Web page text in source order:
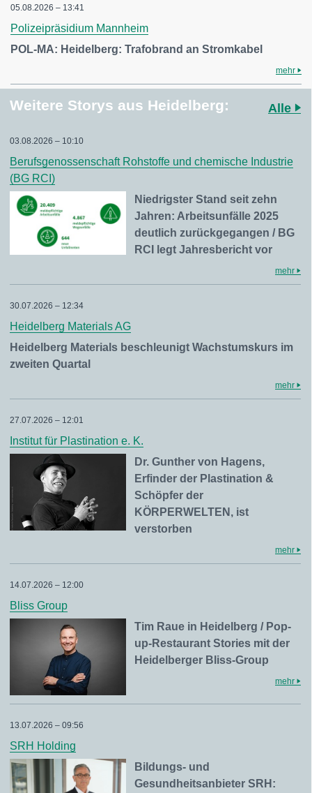
05.08.2026 – 13:41
Polizeipräsidium Mannheim
POL-MA: Heidelberg: Trafobrand an Stromkabel
mehr
Weitere Storys aus Heidelberg: Alle
03.08.2026 – 10:10
Berufsgenossenschaft Rohstoffe und chemische Industrie
(BG RCI)
Niedrigster Stand seit zehn
Jahren: Arbeitsunfälle 2025
deutlich zurückgegangen / BG
RCI legt Jahresbericht vor
mehr
30.07.2026 – 12:34
Heidelberg Materials AG
Heidelberg Materials beschleunigt Wachstumskurs im
zweiten Quartal
mehr
27.07.2026 – 12:01
Institut für Plastination e. K.
Dr. Gunther von Hagens,
Erfinder der Plastination &
Schöpfer der
KÖRPERWELTEN, ist
verstorben
mehr
14.07.2026 – 12:00
Bliss Group
Tim Raue in Heidelberg / Pop-
up-Restaurant Stories mit der
Heidelberger Bliss-Group
mehr
13.07.2026 – 09:56
SRH Holding
Bildungs- und
Gesundheitsanbieter SRH: